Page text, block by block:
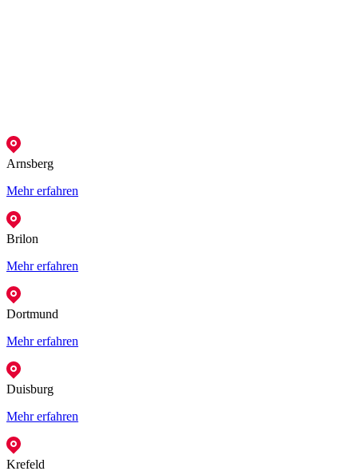
Arnsberg
Mehr erfahren
Brilon
Mehr erfahren
Dortmund
Mehr erfahren
Duisburg
Mehr erfahren
Krefeld